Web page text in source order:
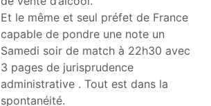
Et le même et seul préfet de France
capable de pondre une note un
Samedi soir de match à 22h30 avec
3 pages de jurisprudence
administrative . Tout est dans la
spontanéité.